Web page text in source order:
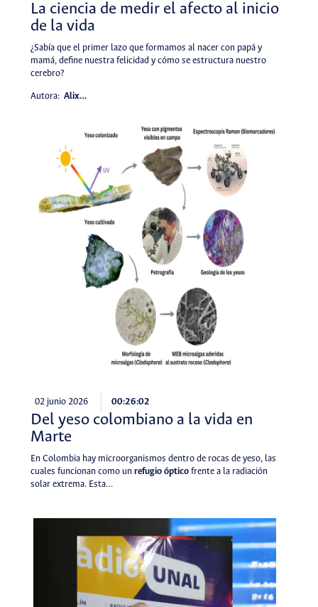
La ciencia de medir el afecto al inicio
de la vida
¿Sabía que el primer lazo que formamos al nacer con papá y
mamá, define nuestra felicidad y cómo se estructura nuestro
cerebro?
Autora: Alix…
02 junio 2026 00:26:02
Del yeso colombiano a la vida en
Marte
En Colombia hay microorganismos dentro de rocas de yeso, las
cuales funcionan como un refugio ópticofrente a la radiación
solar extrema. Esta…